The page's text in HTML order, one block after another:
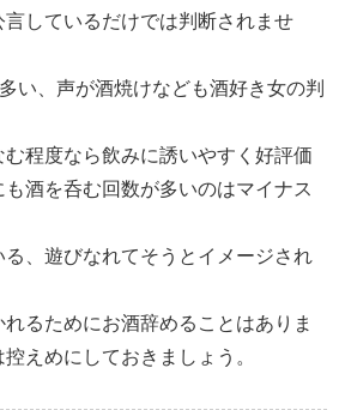
しているだけでは判断されませ
い、声が酒焼けなども酒好き女の判
程度なら飲みに誘いやすく好評価
酒を呑む回数が多いのはマイナス
、遊びなれてそうとイメージされ
るためにお酒辞めることはありま
えめにしておきましょう。